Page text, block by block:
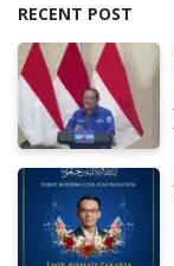
RECENT POST